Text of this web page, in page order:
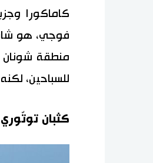
كاماكورا
فوجي، هو
منطقة شونان
للسباحين،
كثبان